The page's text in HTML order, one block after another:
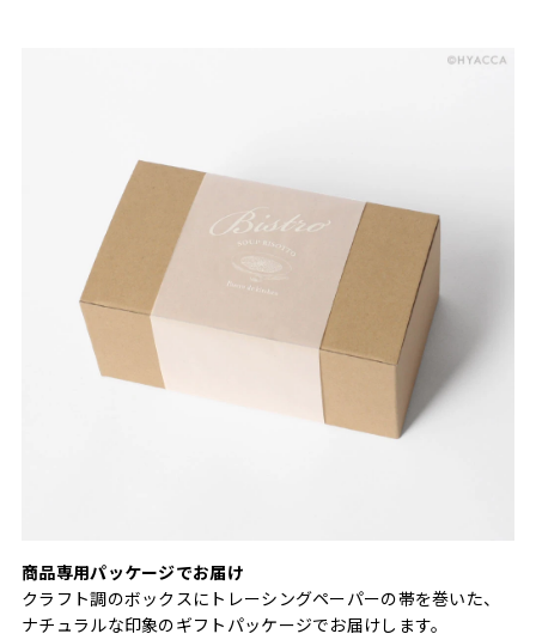
商品専用パッケージでお届け
クラフト調のボックスにトレーシングペーパーの帯を巻いた、
ナチュラルな印象のギフトパッケージでお届けします。